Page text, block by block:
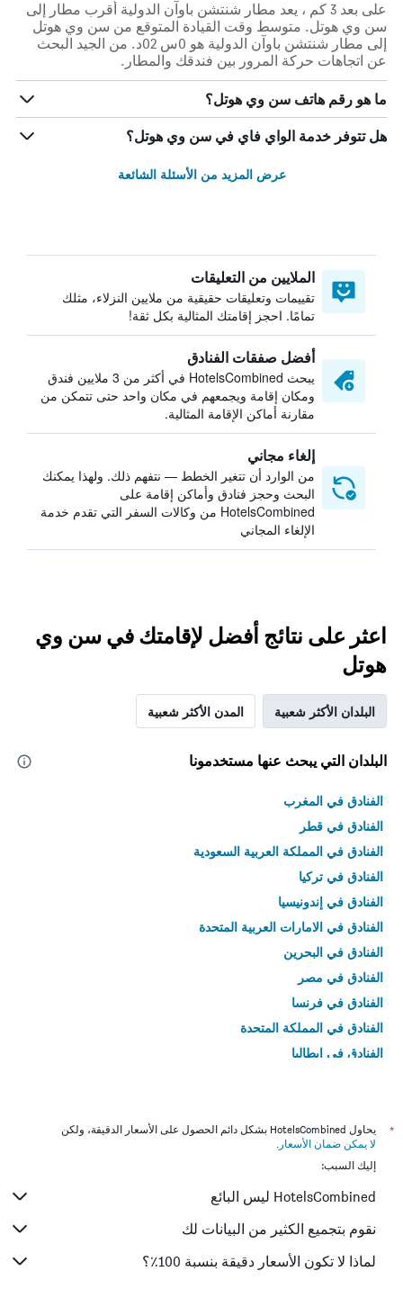
على بعد 3 كم ، يعد مطار شنتشن باوآن الدولية أقرب مطار إلى
سن وي هوتل. متوسط وقت القيادة المتوقع من سن وي هوتل
إلى مطار شنتشن باوآن الدولية هو 0س 02د. من الجيد البحث
عن اتجاهات حركة المرور بين فندقك والمطار.
ما هو رقم هاتف سن وي هوتل؟
هل تتوفر خدمة الواي فاي في سن وي هوتل؟
عرض المزيد من الأسئلة الشائعة
الملايين من التعليقات
تقييمات وتعليقات حقيقية من ملايين النزلاء، مثلك
تمامًا. احجز إقامتك المثالية بكل ثقة!
أفضل صفقات الفنادق
يبحث HotelsCombined في أكثر من 3 ملايين فندق
ومكان إقامة ويجمعهم في مكان واحد حتى تتمكن من
مقارنة أماكن الإقامة المثالية.
إلغاء مجاني
من الوارد أن تتغير الخطط — نتفهم ذلك. ولهذا يمكنك
البحث وحجز فنادق وأماكن إقامة على
HotelsCombined من وكالات السفر التي تقدم خدمة
الإلغاء المجاني
اعثر على نتائج أفضل لإقامتك في سن وي
هوتل
البلدان الأكثر شعبية المدن الأكثر شعبية
البلدان التي يبحث عنها مستخدمونا
الفنادق في المغرب
الفنادق في قطر
الفنادق في المملكة العربية السعودية
الفنادق في تركيا
الفنادق في إندونيسيا
الفنادق في الامارات العربية المتحدة
الفنادق في البحرين
الفنادق في مصر
الفنادق في فرنسا
الفنادق في المملكة المتحدة
الفنادق في إيطاليا
*
يحاول HotelsCombined بشكل دائم الحصول على الأسعار الدقيقة، ولكن
لا يمكن ضمان الأسعار .
إليك السبب:
HotelsCombined ليس البائع
نقوم بتجميع الكثير من البيانات لك
لماذا لا تكون الأسعار دقيقة بنسبة 100٪؟